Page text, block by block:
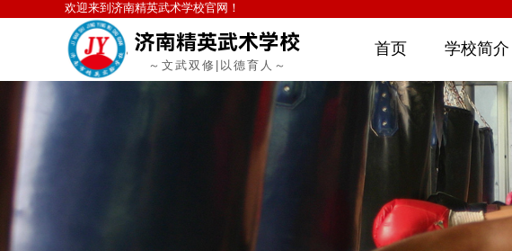
欢迎来到 济南精英武术学校官网！
济南精英武术学校 首页 学校简介
～文武双修|以德育人～